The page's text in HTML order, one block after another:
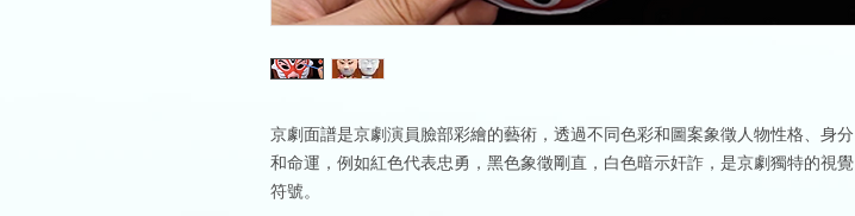
京劇面譜是京劇演員臉部彩繪的藝術，透過不同色彩和圖案象徵人物性格、身分
和命運，例如紅色代表忠勇，黑色象徵剛直，白色暗示奸詐，是京劇獨特的視覺
符號。